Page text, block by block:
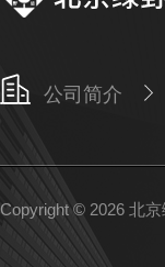
公司简介
Copyright © 2026 北